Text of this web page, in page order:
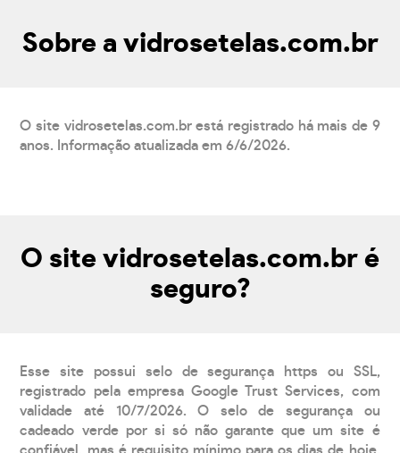
Sobre a vidrosetelas.com.br
O site vidrosetelas.com.br está registrado há mais de 9
anos. Informação atualizada em 6/6/2026.
O site vidrosetelas.com.br é
seguro?
Esse site possui selo de segurança https ou SSL,
registrado pela empresa Google Trust Services, com
validade até 10/7/2026. O selo de segurança ou
cadeado verde por si só não garante que um site é